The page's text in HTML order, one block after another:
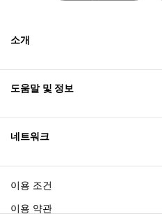
소개
Excellence Awards
블로그
도움말 및 정보
네트워크
이용 조건
이용 약관